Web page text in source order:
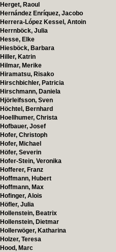
Herget, Raoul
Hernández Enríquez, Jacobo
Herrera-López Kessel, Antoin
Herrnböck, Julia
Hesse, Elke
Hiesböck, Barbara
Hiller, Katrin
Hilmar, Merike
Hiramatsu, Risako
Hirschbichler, Patricia
Hirschmann, Daniela
Hjörleifsson, Sven
Höchtel, Bernhard
Hoellhumer, Christa
Hofbauer, Josef
Hofer, Christoph
Hofer, Michael
Höfer, Severin
Hofer-Stein, Veronika
Hofferer, Franz
Hoffmann, Hubert
Hoffmann, Max
Hofinger, Alois
Höfler, Julia
Hollenstein, Beatrix
Hollenstein, Dietmar
Hollerwöger, Katharina
Holzer, Teresa
Hood, Marc